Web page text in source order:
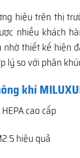
hiệu trên thị
nhiều khách
thiết kế hiện
lý so với phân
khí
cao cấp
hiệu quả